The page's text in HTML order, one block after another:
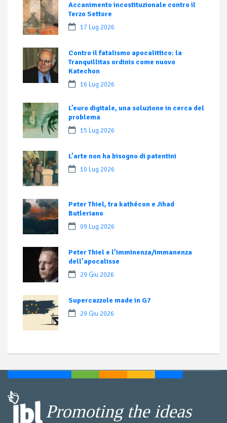
Accanimento incostituzionale contro il
Terzo Settore
17 Lug 2026
Contro il fatalismo apocalittico: la
Tranquillitas ordinis come nuovo
Katechon
16 Lug 2026
L’euro digitale, una soluzione in cerca del
problema
15 Lug 2026
L’arte non ha bisogno di patentini
10 Lug 2026
Peter Thiel, tra kathécon e Jihad
Butleriano
09 Lug 2026
Peter Thiel e l’imminenza/immanenza
dell’apocalisse
29 Giu 2026
Supercazzole made in G7
29 Giu 2026
Promoting the ideas